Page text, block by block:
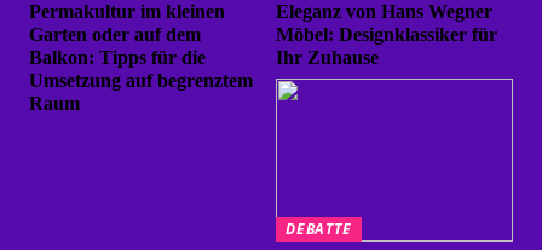
Permakultur im kleinen
Garten oder auf dem
Balkon: Tipps für die
Umsetzung auf begrenztem
Raum
Eleganz von Hans Wegner
Möbel: Designklassiker für
Ihr Zuhause
DEBATTE